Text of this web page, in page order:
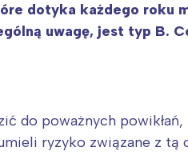
dotyka każdego roku
uwagę, jest typ B.
do poważnych
ryzyko związane z tą